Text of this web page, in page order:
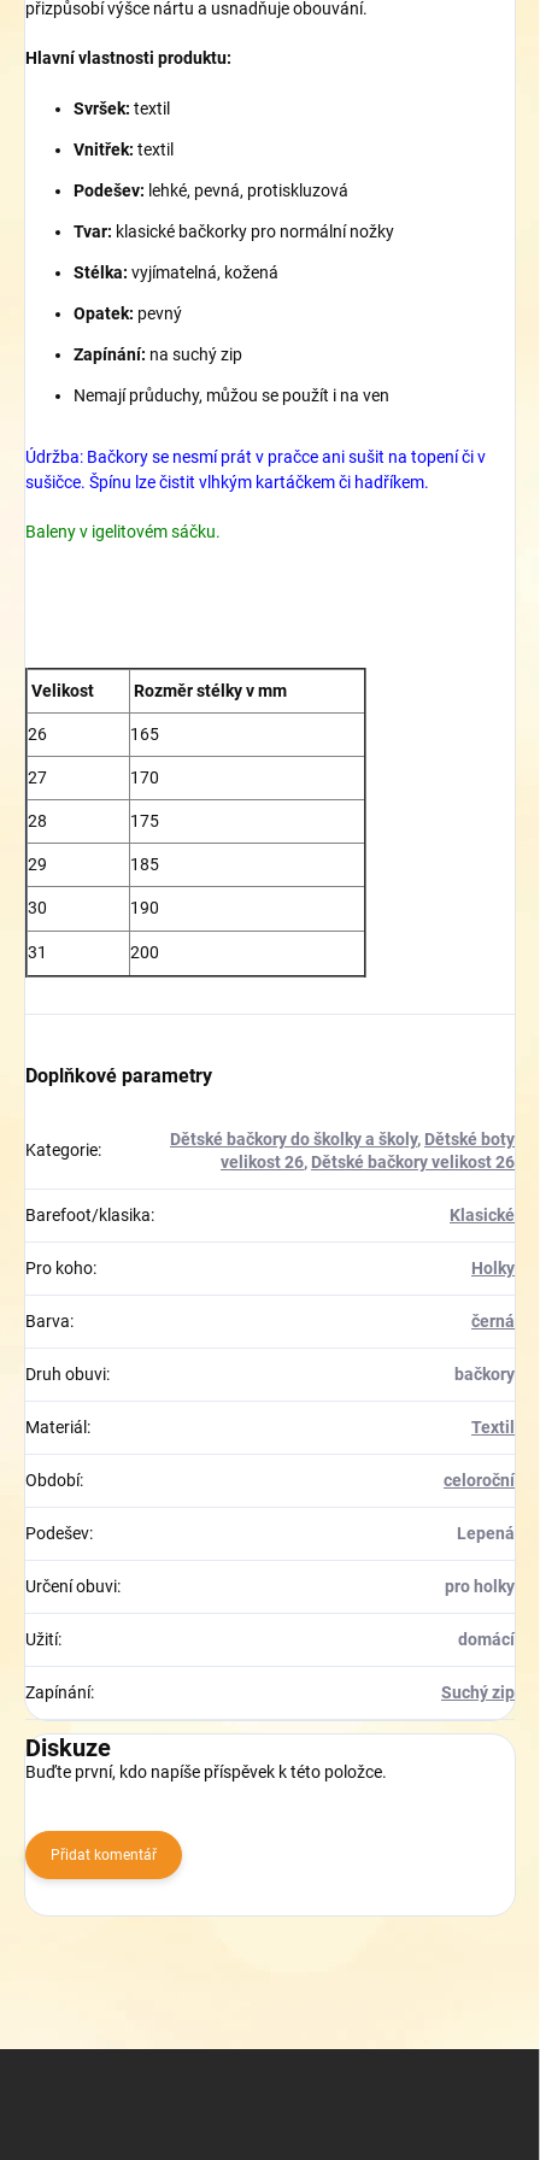
přizpůsobí výšce nártu a usnadňuje obouvání.
Hlavní vlastnosti produktu:
Svršek: textil
Vnitřek: textil
Podešev: lehké, pevná, protiskluzová
Tvar: klasické bačkorky pro normální nožky
Stélka: vyjímatelná, kožená
Opatek: pevný
Zapínání: na suchý zip
Nemají průduchy, můžou se použít i na ven
Údržba: Bačkory se nesmí prát v pračce ani sušit na topení či v
sušičce. Špínu lze čistit vlhkým kartáčkem či hadříkem.
Baleny v igelitovém sáčku.
Velikost Rozměr stélky v mm
26 165
27 170
28 175
29 185
30 190
31 200
Doplňkové parametry
Kategorie:
Dětské bačkory do školky a školy, Dětské boty
velikost 26, Dětské bačkory velikost 26
Barefoot/klasika: Klasické
Pro koho: Holky
Barva: černá
Druh obuvi: bačkory
Materiál : Textil
Období: celoroční
Podešev: Lepená
Určení obuvi: pro holky
Užití: domácí
Zapínání: Suchý zip
Diskuze
Buďte první, kdo napíše příspěvek k této položce.
Přidat komentář